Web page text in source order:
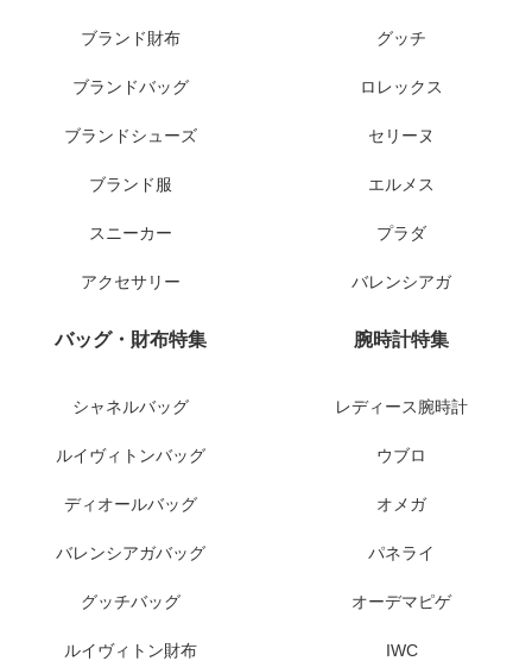
ブランド財布
ブランドバッグ
ブランドシューズ
ブランド服
スニーカー
アクセサリー
グッチ
ロレックス
セリーヌ
エルメス
プラダ
バレンシアガ
バッグ・財布特集
シャネルバッグ
ルイヴィトンバッグ
ディオールバッグ
バレンシアガバッグ
グッチバッグ
ルイヴィトン財布
腕時計特集
レディース腕時計
ウブロ
オメガ
パネライ
オーデマピゲ
IWC